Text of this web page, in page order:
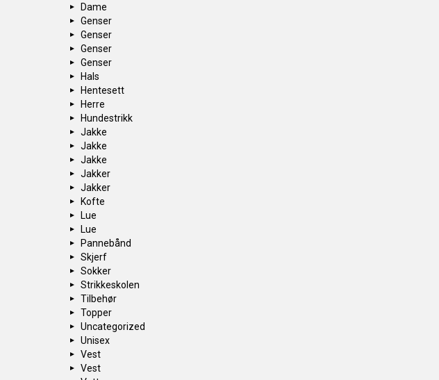
Dame
Genser
Genser
Genser
Genser
Hals
Hentesett
Herre
Hundestrikk
Jakke
Jakke
Jakke
Jakker
Jakker
Kofte
Lue
Lue
Pannebånd
Skjerf
Sokker
Strikkeskolen
Tilbehør
Topper
Uncategorized
Unisex
Vest
Vest